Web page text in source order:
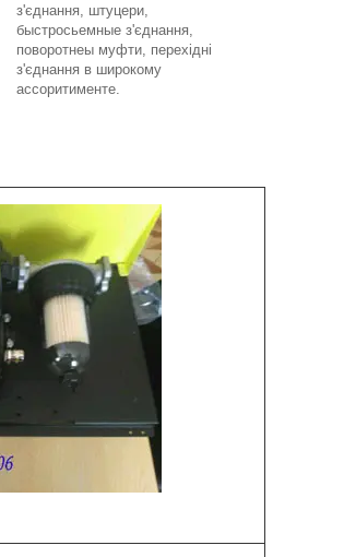
з'єднання, штуцери,
быстросьемные з'єднання,
поворотнеы муфти, перехідні
з'єднання в широкому
ассоритименте.